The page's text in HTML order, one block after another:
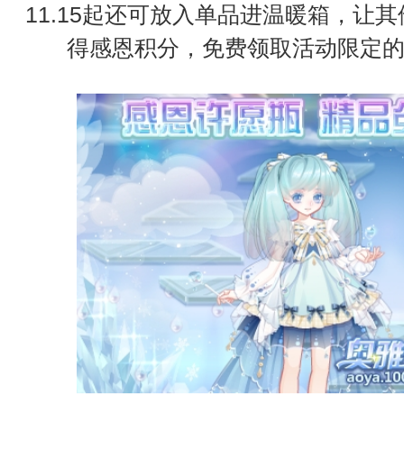
11.15起还可放入单品进温暖箱，让
得感恩积分，免费领取活动限定